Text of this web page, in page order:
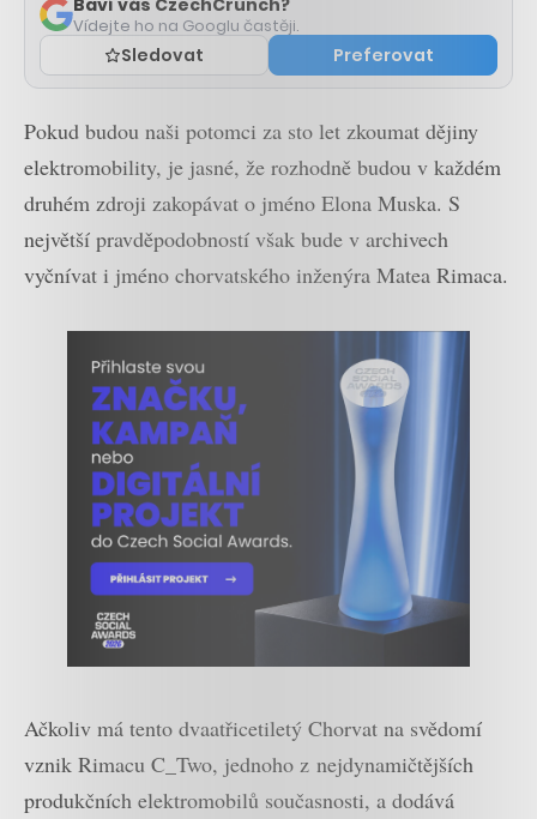
Vídejte ho na Googlu častěji.
Sledovat Preferovat
Pokud budou naši potomci za sto let zkoumat dějiny
elektromobility, je jasné, že rozhodně budou v každém
druhém zdroji zakopávat o jméno Elona Muska. S
největší pravděpodobností však bude v archivech
vyčnívat i jméno chorvatského inženýra Matea Rimaca.
Ačkoliv má tento dvaatřicetiletý Chorvat na svědomí
vznik Rimacu C_Two, jednoho z nejdynamičtějších
produkčních elektromobilů současnosti, a dodává